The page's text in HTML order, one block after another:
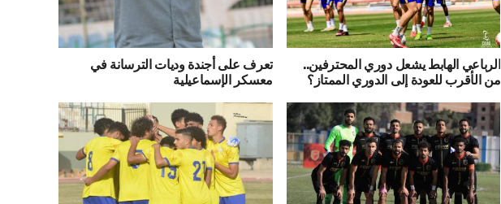
الرباعي الهابط يشعل دوري المحترفين..
من الأقرب للعودة إلى الدوري الممتاز؟
تعرف على أجندة وديات الترسانة في
معسكر الإسماعيلية